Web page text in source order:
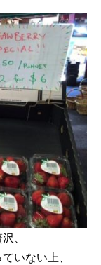
、
いない上、